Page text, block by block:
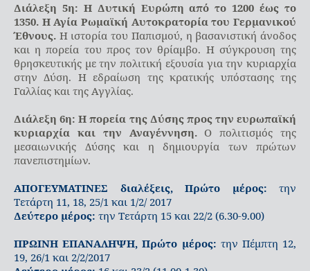
Διάλεξη 5η: Η Δυτική Ευρώπη από το 1200 έως το
1350. Η Αγία Ρωμαϊκή Αυτοκρατορία του Γερμανικού
Έθνους. Η ιστορία του Παπισμού, η βασανιστική άνοδος
και η πορεία του προς τον θρίαμβο. Η σύγκρουση της
θρησκευτικής με την πολιτική εξουσία για την κυριαρχία
στην Δύση. Η εδραίωση της κρατικής υπόστασης της
Γαλλίας και της Αγγλίας.
Διάλεξη 6η: Η πορεία της Δύσης προς την ευρωπαϊκή
κυριαρχία και την Αναγέννηση.Ο πολιτισμός της
μεσαιωνικής Δύσης και η δημιουργία των πρώτων
πανεπιστημίων.
ΑΠΟΓΕΥΜΑΤΙΝΕΣ διαλέξεις, Πρώτο μέρος: την
Τετάρτη 11, 18, 25/1 και 1/2/ 2017
Δεύτερο μέρος: την Τετάρτη 15 και 22/2 (6.30-9.00)
ΠΡΩΙΝΗ ΕΠΑΝΑΛΗΨΗ, Πρώτο μέρος: την Πέμπτη 12,
19, 26/1 και 2/2/2017